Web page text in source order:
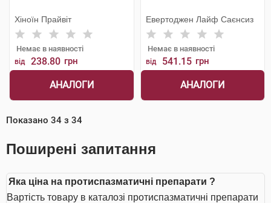
Хіноїн Прайвіт
Немає в наявності
від 238.80 грн
АНАЛОГИ
Евертоджен Лайф Саєнсиз
Немає в наявності
від 541.15 грн
АНАЛОГИ
Показано 34 з 34
Поширені запитання
Яка ціна на протиспазматичні препарати ?
Вартість товару в каталозі протиспазматичні препарати